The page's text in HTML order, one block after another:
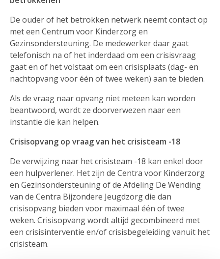
De ouder of het betrokken netwerk neemt contact op
met een Centrum voor Kinderzorg en
Gezinsondersteuning. De medewerker daar gaat
telefonisch na of het inderdaad om een crisisvraag
gaat en of het volstaat om een crisisplaats (dag- en
nachtopvang voor één of twee weken) aan te bieden.
Als de vraag naar opvang niet meteen kan worden
beantwoord, wordt ze doorverwezen naar een
instantie die kan helpen.
Crisisopvang op vraag van het crisisteam -18
De verwijzing naar het crisisteam -18 kan enkel door
een hulpverlener. Het zijn de Centra voor Kinderzorg
en Gezinsondersteuning of de Afdeling De Wending
van de Centra Bijzondere Jeugdzorg die dan
crisisopvang bieden voor maximaal één of twee
weken. Crisisopvang wordt altijd gecombineerd met
een crisisinterventie en/of crisisbegeleiding vanuit het
crisisteam.